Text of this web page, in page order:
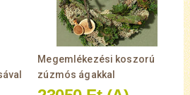
Megemlékezési koszorú
zúzmós ágakkal